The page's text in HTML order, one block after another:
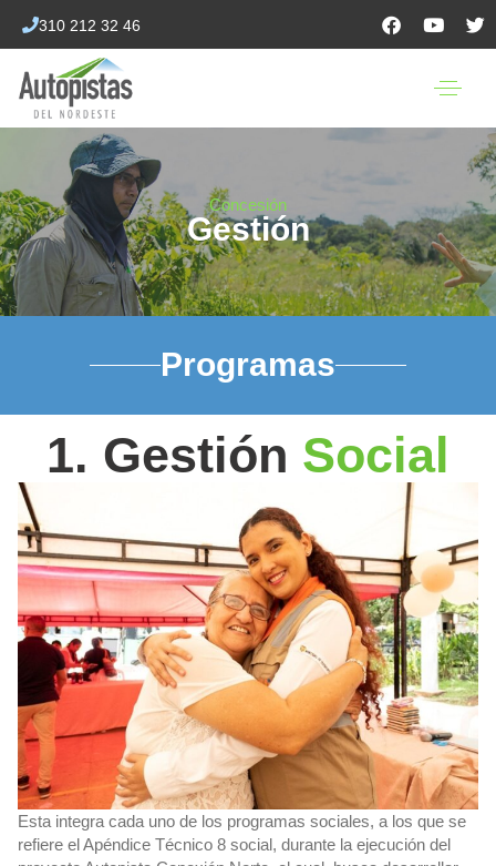
310 212 32 46
Concesión
Gestión
Programas
1. Gestión Social
Esta integra cada uno de los programas sociales, a los que se
refiere el Apéndice Técnico 8 social, durante la ejecución del